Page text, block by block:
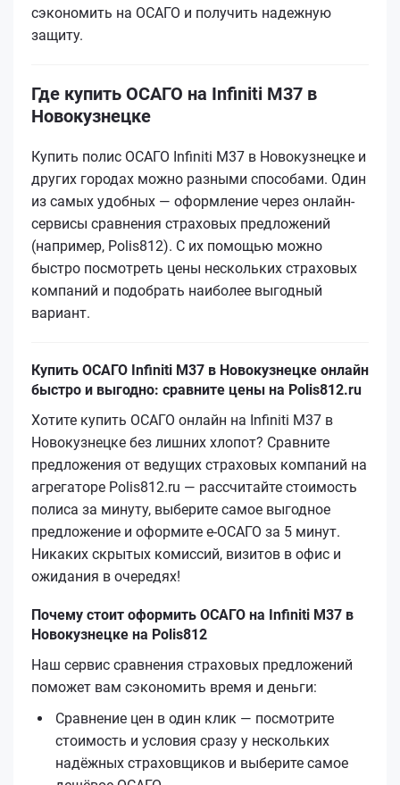
сэкономить на ОСАГО и получить надежную
защиту.
Где купить ОСАГО на Infiniti M37 в
Новокузнецке
Купить полис ОСАГО Infiniti M37 в Новокузнецке и
других городах можно разными способами. Один
из самых удобных — оформление через онлайн-
сервисы сравнения страховых предложений
(например, Polis812). С их помощью можно
быстро посмотреть цены нескольких страховых
компаний и подобрать наиболее выгодный
вариант.
Купить ОСАГО Infiniti M37 в Новокузнецке онлайн
быстро и выгодно: сравните цены на Polis812.ru
Хотите купить ОСАГО онлайн на Infiniti M37 в
Новокузнецке без лишних хлопот? Сравните
предложения от ведущих страховых компаний на
агрегаторе Polis812.ru — рассчитайте стоимость
полиса за минуту, выберите самое выгодное
предложение и оформите е‑ОСАГО за 5 минут.
Никаких скрытых комиссий, визитов в офис и
ожидания в очередях!
Почему стоит оформить ОСАГО на Infiniti M37 в
Новокузнецке на Polis812
Наш сервис сравнения страховых предложений
поможет вам сэкономить время и деньги:
Сравнение цен в один клик — посмотрите
стоимость и условия сразу у нескольких
надёжных страховщиков и выберите самое